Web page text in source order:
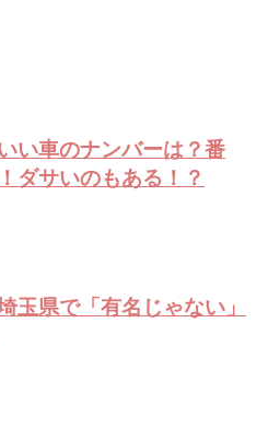
い車のナンバーは？番
ダサいのもある！？
玉県で「有名じゃない」